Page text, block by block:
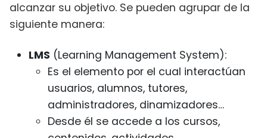
alcanzar su objetivo. Se pueden agrupar de la
siguiente manera:
LMS (Learning Management System):
Es el elemento por el cual interactúan
usuarios, alumnos, tutores,
administradores, dinamizadores…
Desde él se accede a los cursos,